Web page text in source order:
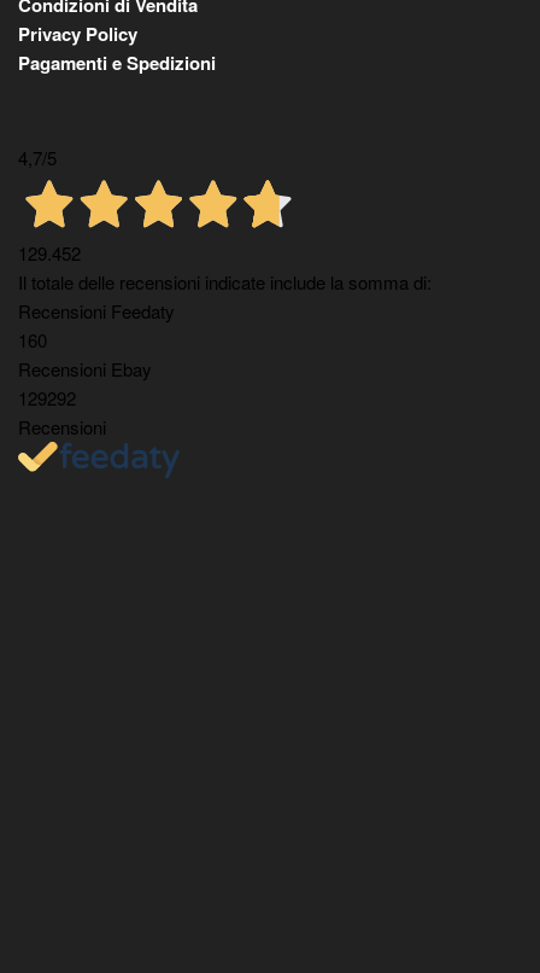
Privacy Policy
Pagamenti e Spedizioni
4,7/5
129.452
Il totale delle recensioni indicate include la somma di:
Recensioni Feedaty
160
Recensioni Ebay
129292
Recensioni